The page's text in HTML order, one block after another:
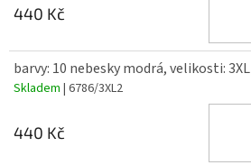
440 Kč
barvy: 10 nebesky modrá, velikosti: 3XL
Skladem | 6786/3XL2
440 Kč